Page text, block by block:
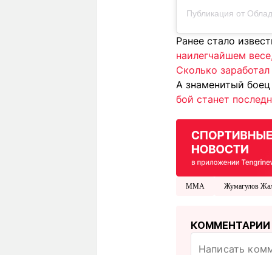
Ранее стало
наилегчайшем
Сколько
А знаменитый
бой станет
MMA Жумагулов
КОММЕНТАРИИ